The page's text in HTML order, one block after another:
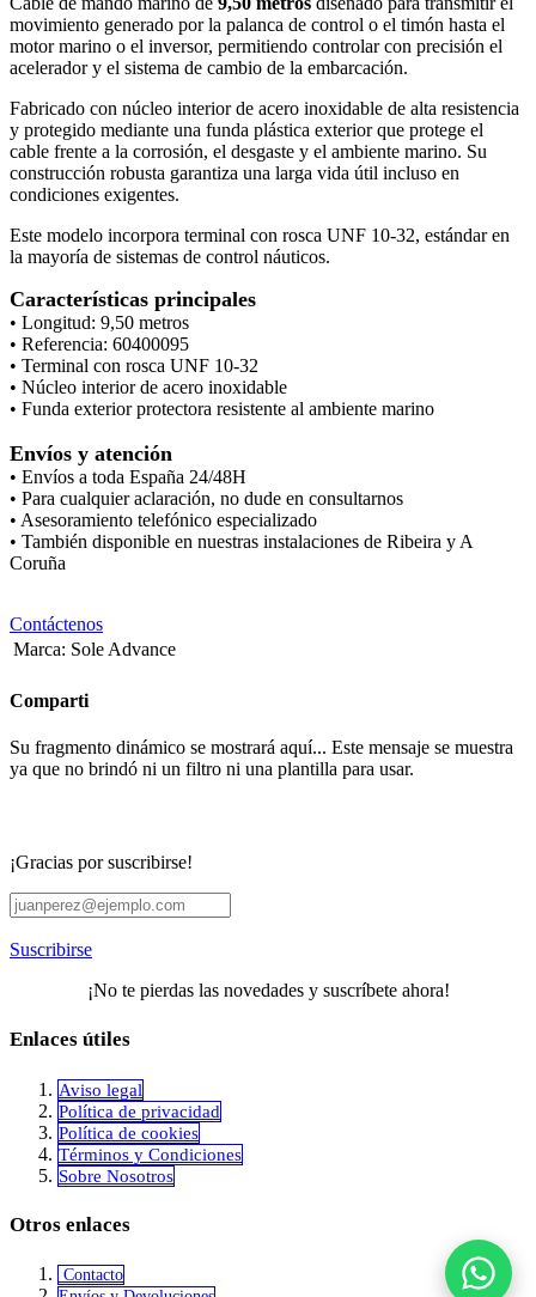
movimiento generado por la palanca de control o el timón hasta el
motor marino o el inversor, permitiendo controlar con precisión el
acelerador y el sistema de cambio de la embarcación.
Fabricado con núcleo interior de acero inoxidable de alta resistencia
y protegido mediante una funda plástica exterior que protege el
cable frente a la corrosión, el desgaste y el ambiente marino. Su
construcción robusta garantiza una larga vida útil incluso en
condiciones exigentes.
Este modelo incorpora terminal con rosca UNF 10-32, estándar en
la mayoría de sistemas de control náuticos.
Características principales
• Longitud: 9,50 metros
• Referencia: 60400095
• Terminal con rosca UNF 10-32
• Núcleo interior de acero inoxidable
• Funda exterior protectora resistente al ambiente marino
Envíos y atención
• Envíos a toda España 24/48H
• Para cualquier aclaración, no dude en consultarnos
• Asesoramiento telefónico especializado
• También disponible en nuestras instalaciones de Ribeira y A
Coruña
Contáctenos
Marca: Sole Advance
Comparti
Su fragmento dinámico se mostrará aquí... Este mensaje se muestra
ya que no brindó ni un filtro ni una plantilla para usar.
¡Gracias por suscribirse!
Suscribirse
¡No te pierdas las novedades y suscríbete ahora!
Enlaces útiles
Aviso legal
Política de privacidad
​Política de cookies
Términos y Condiciones
Sobre Nosotros
Otros enlaces
Contacto